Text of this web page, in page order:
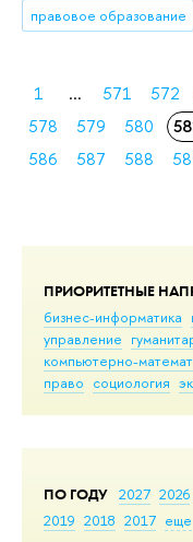
ПРИОРИТЕТНЫЕ
бизнес-информатика
управление
компьютерно-
право социология
ПО ГОДУ 2027 2026
2019 2018 2017 еще
правовое образование
1 ... 571 572
578
579 580
586
587 588